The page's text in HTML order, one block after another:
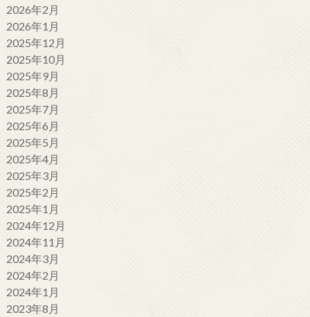
2026年2月
2026年1月
2025年12月
2025年10月
2025年9月
2025年8月
2025年7月
2025年6月
2025年5月
2025年4月
2025年3月
2025年2月
2025年1月
2024年12月
2024年11月
2024年3月
2024年2月
2024年1月
2023年8月